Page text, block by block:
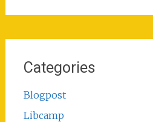
Categories
Blogpost
Libcamp